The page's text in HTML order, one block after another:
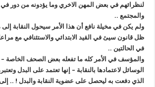
لنظرائهم في بعض المهن الاخري وما يؤدونه من دور
والمجتمع ..
ولم يكن في مخيلة نافع أن هذا الأمر سيحول النقابة
ظل قانون سيئ في القيد الابتدائي والاستئنافي مع
في الحالتين ..
والمؤسف في الأمر كله ما تفعله بعض الصحف الخاصة
الوسائل لاعتمادها بالنقابة – إنها تعتمد على البدل
الذي دفعت به ليحصل على عضوية النقابة والبدل ! ..